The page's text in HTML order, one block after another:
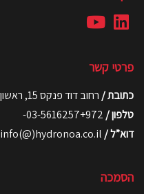
פרטי קשר
כתובת / רחוב דוד פנקס 15, ראשון לציון, ישראל.
טלפון /
דוא”ל / info(@)hydronoa.co.il
הסמכה